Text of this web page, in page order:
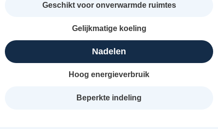
Geschikt voor onverwarmde ruimtes
Gelijkmatige koeling
Nadelen
Hoog energieverbruik
Beperkte indeling